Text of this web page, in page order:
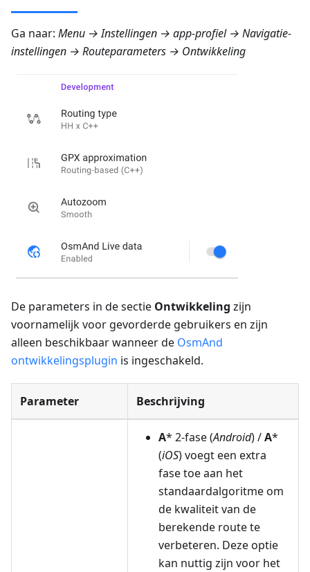
Ga naar: Menu → Instellingen → app-profiel → Navigatie-
instellingen → Routeparameters → Ontwikkeling
De parameters in de sectie Ontwikkeling zijn
voornamelijk voor gevorderde gebruikers en zijn
alleen beschikbaar wanneer de OsmAnd
ontwikkelingsplugin is ingeschakeld.
Parameter Beschrijving
A* 2-fase (Android) /A*
(iOS) voegt een extra
fase toe aan het
standaardalgoritme om
de kwaliteit van de
berekende route te
verbeteren. Deze optie
kan nuttig zijn voor het